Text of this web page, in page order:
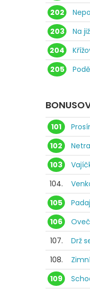
202
203
Na
204
205
101
102
103
104.
105
106
107.
Drž
108.
109